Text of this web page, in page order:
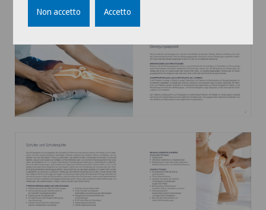
Non accetto Accetto